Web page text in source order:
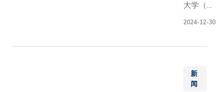
布，为应
对气候变
制冷行业
提供了创
新解决方
大学（科
microLED
显示阵列
2024-12-30
新
闻